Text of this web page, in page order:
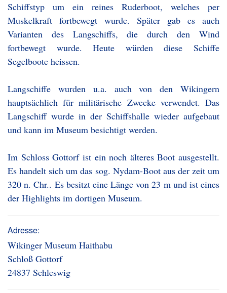
Schiffstyp um ein reines Ruderboot, welches per
Muskelkraft fortbewegt wurde. Später gab es auch
Varianten des Langschiffs, die durch den Wind
fortbewegt wurde. Heute würden diese Schiffe
Segelboote heissen.
Langschiffe wurden u.a. auch von den Wikingern
hauptsächlich für militärische Zwecke verwendet. Das
Langschiff wurde in der Schiffshalle wieder aufgebaut
und kann im Museum besichtigt werden.
Im Schloss Gottorf ist ein noch älteres Boot ausgestellt.
Es handelt sich um das sog. Nydam-Boot aus der zeit um
320 n. Chr.. Es besitzt eine Länge von 23 m und ist eines
der Highlights im dortigen Museum.
Adresse:
Wikinger Museum Haithabu
Schloß Gottorf
24837 Schleswig